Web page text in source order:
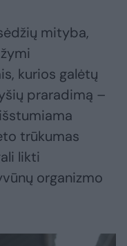
mityba,
kurios galėtų
praradimą –
trūkumas
likti
organizmo